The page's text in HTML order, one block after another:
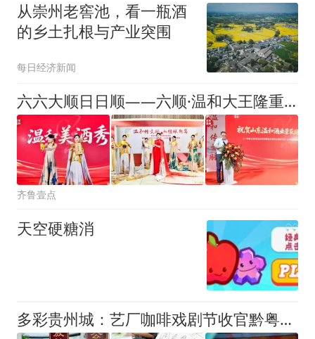
从崇州老窖池，看一瓶酒
的乡土扎根与产业突围
每日经济新闻
六六大顺日日顺——六顺·温和大王隆重上市！
齐鲁壹点
天空硬糖消
多彩贵州城：艺厂咖啡戏剧节收官黔粤精品美酒美食周精彩接力